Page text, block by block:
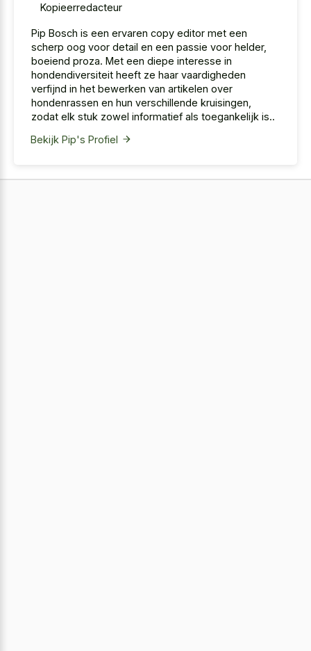
Kopieerredacteur
Pip Bosch is een ervaren copy editor met een
scherp oog voor detail en een passie voor helder,
boeiend proza. Met een diepe interesse in
hondendiversiteit heeft ze haar vaardigheden
verfijnd in het bewerken van artikelen over
hondenrassen en hun verschillende kruisingen,
zodat elk stuk zowel informatief als toegankelijk is..
Bekijk Pip's Profiel